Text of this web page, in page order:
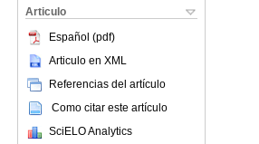
Articulo
Español (pdf)
Articulo en XML
Referencias del artículo
Como citar este artículo
SciELO Analytics